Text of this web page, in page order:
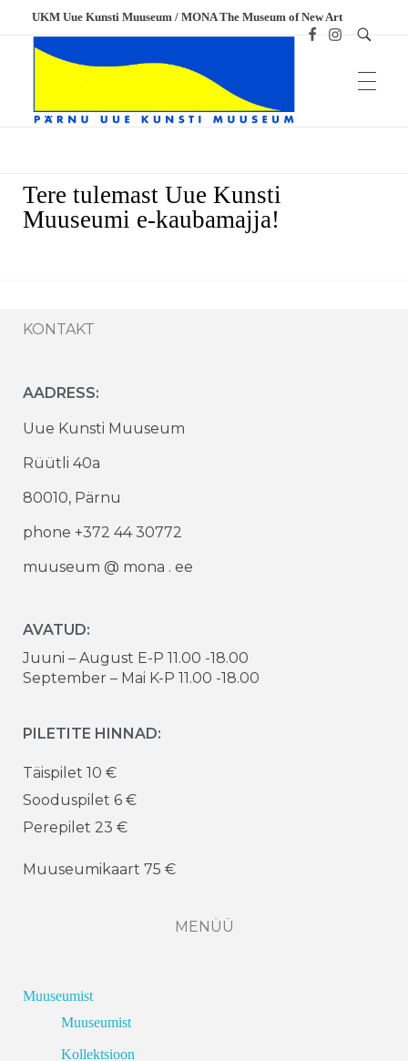
UKM Uue Kunsti Muuseum / MONA The Museum of New Art
Meened
Tere tulemast Uue Kunsti
Muuseumi e-kaubamajja!
KONTAKT
AADRESS:
Uue Kunsti Muuseum
Rüütli 40a
80010, Pärnu
phone +372 44 30772
muuseum @ mona . ee
AVATUD:
Juuni – August E-P 11.00 -18.00
September – Mai K-P 11.00 -18.00
PILETITE HINNAD:
Täispilet 10 €
Sooduspilet 6 €
Perepilet 23 €
Muuseumikaart 75 €
MENÜÜ
Muuseumist
Muuseumist
Kollektsioon